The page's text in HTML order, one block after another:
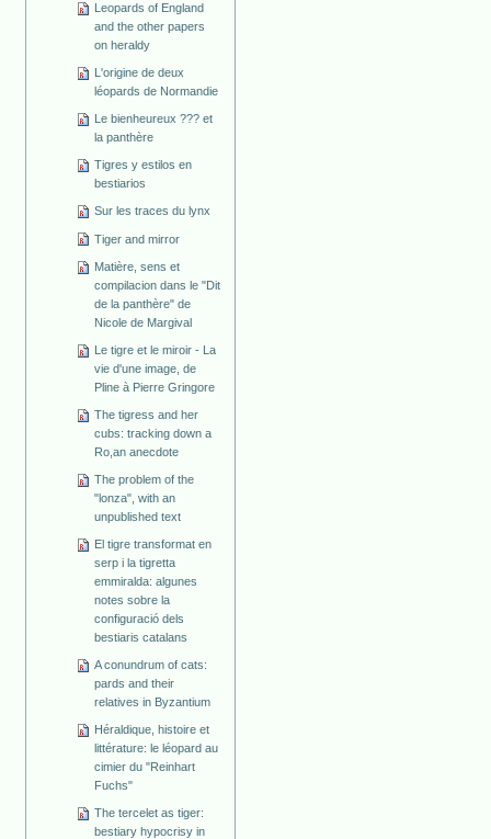
Leopards of England
and the other papers
on heraldy
L'origine de deux
léopards de Normandie
Le bienheureux ??? et
la panthère
Tigres y estilos en
bestiarios
Sur les traces du lynx
Tiger and mirror
Matière, sens et
compilacion dans le "Dit
de la panthère" de
Nicole de Margival
Le tigre et le miroir - La
vie d'une image, de
Pline à Pierre Gringore
The tigress and her
cubs: tracking down a
Ro,an anecdote
The problem of the
"lonza", with an
unpublished text
El tigre transformat en
serp i la tigretta
emmiralda: algunes
notes sobre la
configuració dels
bestiaris catalans
A conundrum of cats:
pards and their
relatives in Byzantium
Héraldique, histoire et
littérature: le léopard au
cimier du "Reinhart
Fuchs"
The tercelet as tiger:
bestiary hypocrisy in